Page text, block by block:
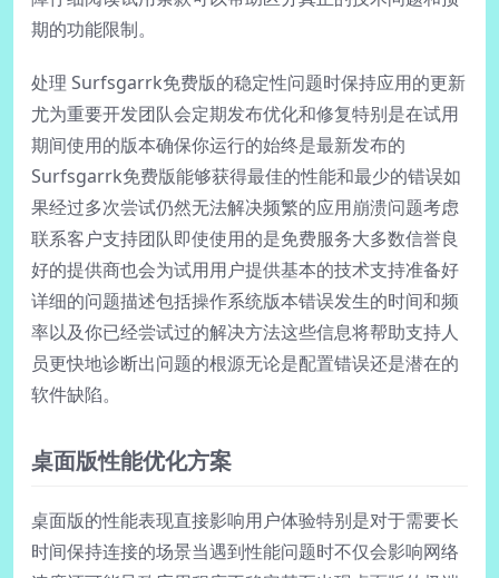
期的功能限制。
处理 Surfsgarrk免费版的稳定性问题时保持应用的更新
尤为重要开发团队会定期发布优化和修复特别是在试用
期间使用的版本确保你运行的始终是最新发布的
Surfsgarrk免费版能够获得最佳的性能和最少的错误如
果经过多次尝试仍然无法解决频繁的应用崩溃问题考虑
联系客户支持团队即使使用的是免费服务大多数信誉良
好的提供商也会为试用用户提供基本的技术支持准备好
详细的问题描述包括操作系统版本错误发生的时间和频
率以及你已经尝试过的解决方法这些信息将帮助支持人
员更快地诊断出问题的根源无论是配置错误还是潜在的
软件缺陷。
桌面版性能优化方案
桌面版的性能表现直接影响用户体验特别是对于需要长
时间保持连接的场景当遇到性能问题时不仅会影响网络